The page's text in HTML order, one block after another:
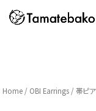
Home / OBI Earrings / 帯ピ